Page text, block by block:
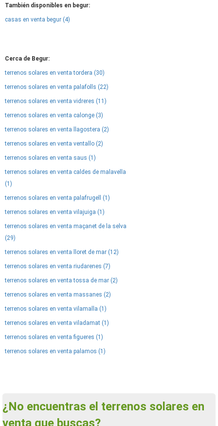
También disponibles en begur:
casas en venta begur (4)
Cerca de Begur:
terrenos solares en venta tordera (30)
terrenos solares en venta palafolls (22)
terrenos solares en venta vidreres (11)
terrenos solares en venta calonge (3)
terrenos solares en venta llagostera (2)
terrenos solares en venta ventallo (2)
terrenos solares en venta saus (1)
terrenos solares en venta caldes de malavella
(1)
terrenos solares en venta palafrugell (1)
terrenos solares en venta vilajuiga (1)
terrenos solares en venta maçanet de la selva
(29)
terrenos solares en venta lloret de mar (12)
terrenos solares en venta riudarenes (7)
terrenos solares en venta tossa de mar (2)
terrenos solares en venta massanes (2)
terrenos solares en venta vilamalla (1)
terrenos solares en venta viladamat (1)
terrenos solares en venta figueres (1)
terrenos solares en venta palamos (1)
¿No encuentras el terrenos solares en
venta que buscas?